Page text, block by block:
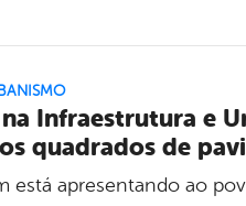
Infraestrutura e
quadrados de
está apresentando ao